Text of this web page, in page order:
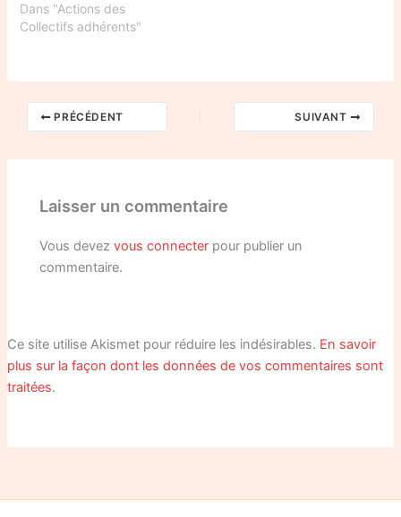
Dans "Actions des
Collectifs adhérents"
PRÉCÉDENT SUIVANT
Laisser un commentaire
Vous devezvous connecter pour publier un
commentaire.
Ce site utilise Akismet pour réduire les indésirables. En savoir
plus sur la façon dont les données de vos commentaires sont
traitées.